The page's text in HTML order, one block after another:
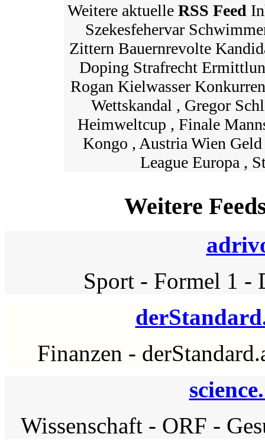
Weitere aktuelle RSS Feed
Szekesfehervar
Zittern Bauernrevolte
Doping Strafrecht
Rogan Kielwasser
Wettskandal , Gregor
Heimweltcup , Finale
Kongo , Austria Wien
League Europa ,
Weitere
Sport- Formel 1 -
Finanzen -
Wissenschaft - ORF -